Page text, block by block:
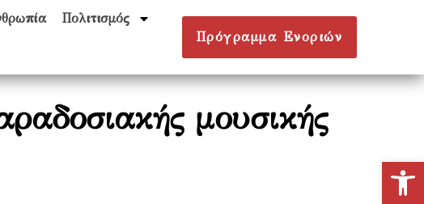
Πολιτισμός
Πρόγραμμα Ενοριών
μουσικής